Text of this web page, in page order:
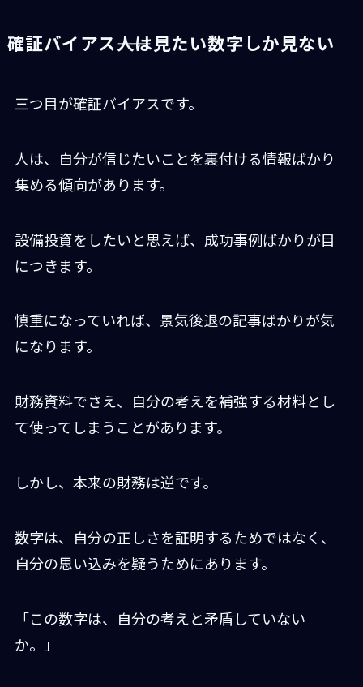
確証バイアス――人は見たい数字しか見ない
三つ目が確証バイアスです。
人は、自分が信じたいことを裏付ける情報ばかり
集める傾向があります。
設備投資をしたいと思えば、成功事例ばかりが目
につきます。
慎重になっていれば、景気後退の記事ばかりが気
になります。
財務資料でさえ、自分の考えを補強する材料とし
て使ってしまうことがあります。
しかし、本来の財務は逆です。
数字は、自分の正しさを証明するためではなく、
自分の思い込みを疑うためにあります。
「この数字は、自分の考えと矛盾していない
か。」